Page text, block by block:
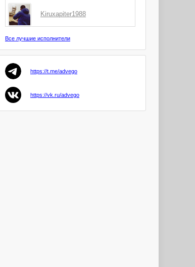
Kiruxapiter1988
avesta88
Все лучшие исполнители
https://t.me/advego
https://vk.ru/advego